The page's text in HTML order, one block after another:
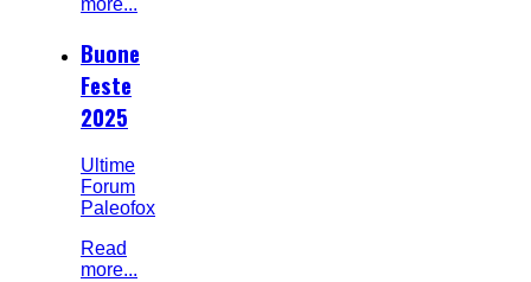
Buone
Feste
2025
Ultime
Forum
Paleofox
Read
more...